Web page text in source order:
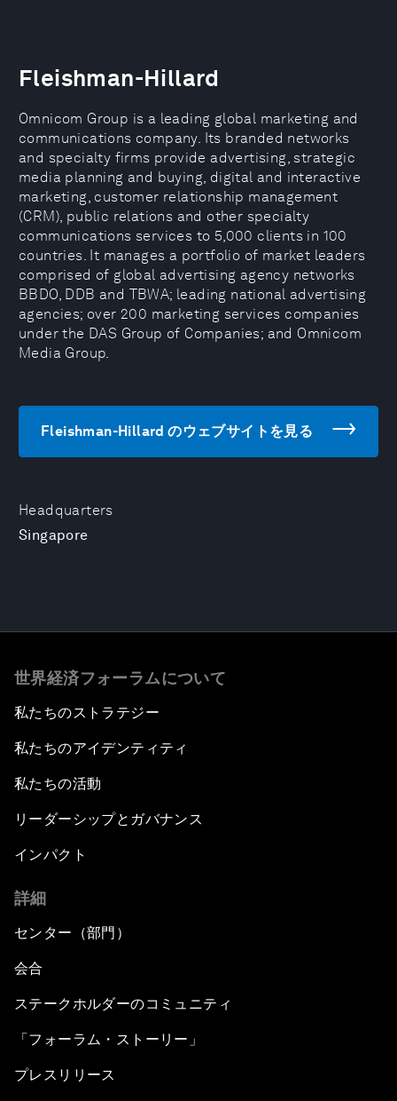
Headquarters
Singapore
Fleishman-Hillard
Omnicom Group is a leading global marketing and
communications company. Its branded networks
and specialty firms provide advertising, strategic
media planning and buying, digital and interactive
marketing, customer relationship management
(CRM), public relations and other specialty
communications services to 5,000 clients in 100
countries. It manages a portfolio of market leaders
comprised of global advertising agency networks
BBDO, DDB and TBWA; leading national advertising
agencies; over 200 marketing services companies
under the DAS Group of Companies; and Omnicom
Media Group.
Fleishman-Hillard のウェブサイトを見る
世界経済フォーラムについて
私たちのストラテジー
私たちのアイデンティティ
私たちの活動
リーダーシップとガバナンス
インパクト
詳細
センター（部門）
会合
ステークホルダーのコミュニティ
「フォーラム・ストーリー」
プレスリリース